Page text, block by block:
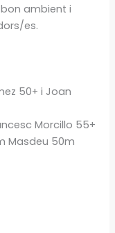
ambient i
es.
50+ i Joan
Morcillo 55+
Masdeu 50m